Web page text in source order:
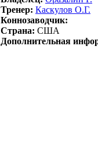
Тренер: Кacкулoв O.Г.
Коннозаводчик:
Страна: США
Дополнительная